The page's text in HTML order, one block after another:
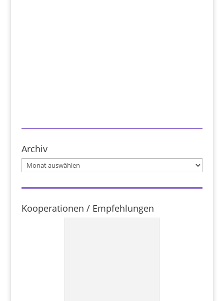
Archiv
Archiv
Kooperationen / Empfehlungen